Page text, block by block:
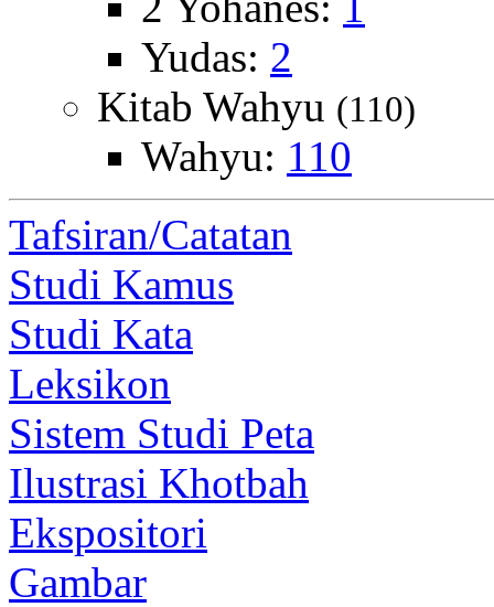
Yudas: 2
Kitab Wahyu (110)
Wahyu: 110
Tafsiran/Catatan
Studi Kamus
Studi Kata
Leksikon
Sistem Studi Peta
Ilustrasi Khotbah
Ekspositori
Gambar